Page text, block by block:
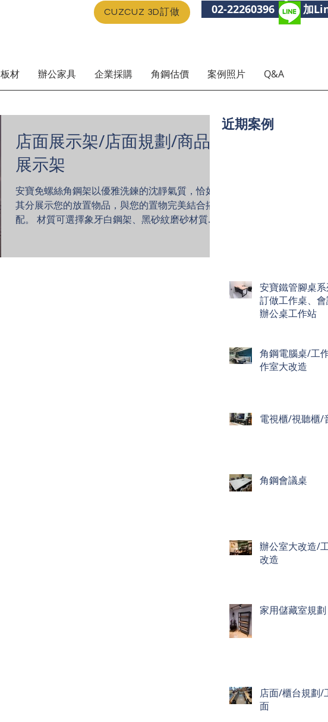
CUZCUZ 3D訂做 02-22260396 加
板材 辦公家具 企業採購 角鋼估價 案例照片 Q&A
店面展示架/店面規劃/商品
展示架
安寶免螺絲角鋼架以優雅洗鍊的沈靜氣質，恰如
其分展示您的放置物品，與您的置物完美結合搭
配。 材質可選擇象牙白鋼架、黑砂紋磨砂材質角
近期案例
安寶鐵管腳桌系
訂做工作桌、會
辦公桌工作站
角鋼電腦桌/工
作室大改造
電視櫃/視聽櫃/
角鋼會議桌
辦公室大改造/
改造
家用儲藏室規劃
店面/櫃台規劃/
面